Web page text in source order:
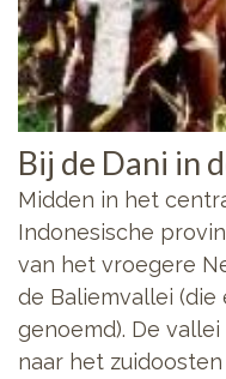
Bij de Dani in
Midden in het
Indonesische
van het vroegere
de Baliemvallei
genoemd). De
naar het